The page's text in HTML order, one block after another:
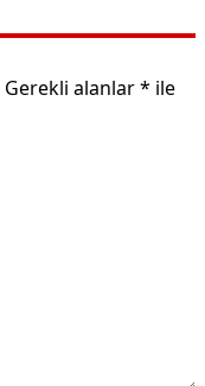
Gerekli alanlar* ile